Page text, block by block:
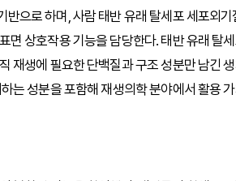
으로 하며, 사람 태반 유래 탈세포 세포외
면 상호작용 기능을 담당한다. 태반 유래 탈
재생에 필요한 단백질과 구조 성분만 남긴
는 성분을 포함해 재생의학 분야에서 활용